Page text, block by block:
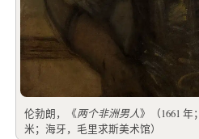
伦勃朗，《两个非洲男人》（1661 年
米；海牙，毛里求斯美术馆）